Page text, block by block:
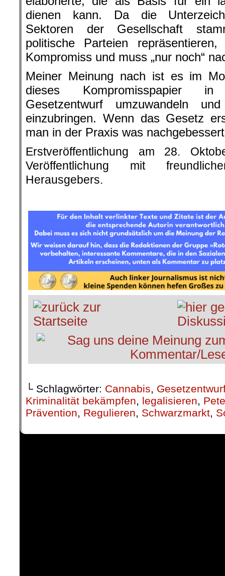
dienen kann. Da die
Sektoren der Gesellschaft
politische Parteien
Kompromiss und muss „nur noch“
Meiner Meinung nach ist es im
dieses Kompromisspapier
Gesetzentwurf umzuwandeln
einzubringen. Wenn das Gesetz
man in der Praxis was
Erstveröffentlichung am 28.
Veröffentlichung mit
Herausgebers.
└ Schlagwörter: Cannabis,
Kriminalität bekämpfen, legalisieren,
Prävention, Regulieren, Schwarzmarkt,